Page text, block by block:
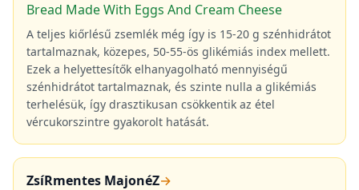
Bread Made With Eggs And Cream Cheese
A teljes kiőrlésű zsemlék még így is 15-20 g szénhidrátot
tartalmaznak, közepes, 50-55-ös glikémiás index mellett.
Ezek a helyettesítők elhanyagolható mennyiségű
szénhidrátot tartalmaznak, és szinte nulla a glikémiás
terhelésük, így drasztikusan csökkentik az étel
vércukorszintre gyakorolt hatását.
ZsíRmentes MajonéZ→